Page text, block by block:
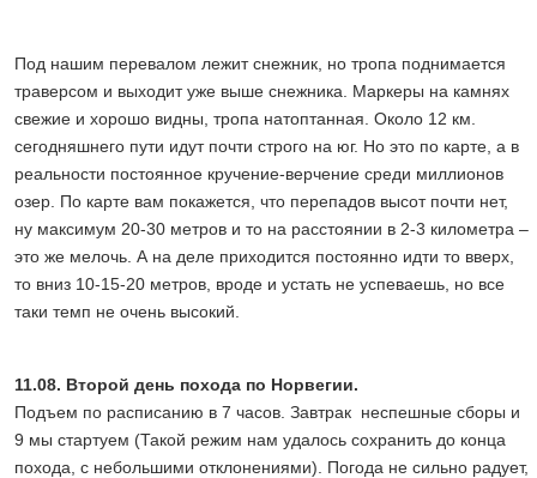
Под нашим перевалом лежит снежник, но тропа поднимается
траверсом и выходит уже выше снежника. Маркеры на камнях
свежие и хорошо видны, тропа натоптанная. Около 12 км.
сегодняшнего пути идут почти строго на юг. Но это по карте, а в
реальности постоянное кручение-верчение среди миллионов
озер. По карте вам покажется, что перепадов высот почти нет,
ну максимум 20-30 метров и то на расстоянии в 2-3 километра –
это же мелочь. А на деле приходится постоянно идти то вверх,
то вниз 10-15-20 метров, вроде и устать не успеваешь, но все
таки темп не очень высокий.
11.08. Второй день похода по Норвегии.
Подъем по расписанию в 7 часов. Завтрак неспешные сборы и
9 мы стартуем (Такой режим нам удалось сохранить до конца
похода, с небольшими отклонениями). Погода не сильно радует,